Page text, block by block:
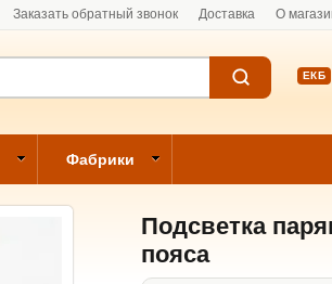
Заказать обратный звонок Доставка О
ЕКБ
Фабрики
Подсветка
пояса